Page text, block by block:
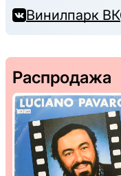
Винилпарк ВК
Распродажа